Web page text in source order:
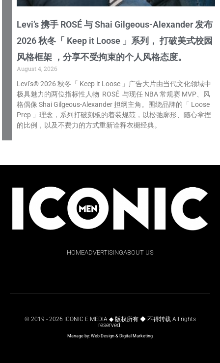
Levi’s 携手 ROSÉ 与 Shai Gilgeous-Alexander 发布
2026 秋冬「 Keep it Loose 」系列， 打破美式校园
风格框架 ，分享不受拘束的个人风格态度。
August 4, 2026
Levi’s® 2026 秋冬「 Keep it Loose 」广告大片由当代文化领域中
极具魅力的两位指标性人物 ROSÉ 与现任 NBA 常规赛 MVP、风
格偶像 Shai Gilgeous-Alexander 担纲主角。围绕品牌的「 Loose
Prep 」理念，系列打破刻板的着装规范，以松弛廓形、随心拿捏
的比例，以及不费力的方式重新诠释衣橱经典。
HOMEADVERTISINGABOUT US
© 2019 - 2026 ICONIC E MEDIA ◆ 版权所有 ◆ 不得转载 All rights
reserved.
Manage by: Web Design & Digital Marketing